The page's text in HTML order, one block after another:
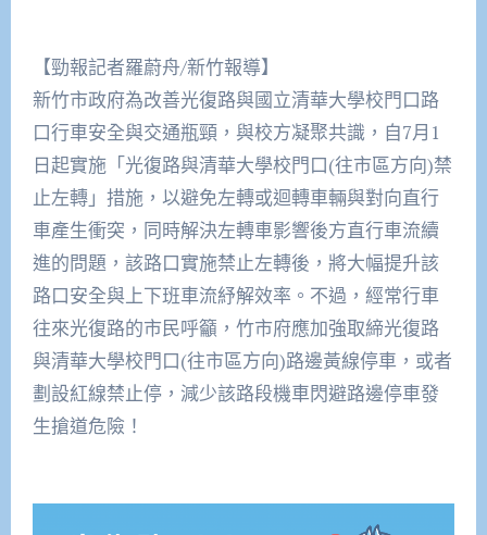
【勁報記者羅蔚舟/新竹報導】
新竹市政府為改善光復路與國立清華大學校門口路
口行車安全與交通瓶頸，與校方凝聚共識，自7月1
日起實施「光復路與清華大學校門口(往市區方向)禁
止左轉」措施，以避免左轉或迴轉車輛與對向直行
車產生衝突，同時解決左轉車影響後方直行車流續
進的問題，該路口實施禁止左轉後，將大幅提升該
路口安全與上下班車流紓解效率。不過，經常行車
往來光復路的市民呼籲，竹市府應加強取締光復路
與清華大學校門口(往市區方向)路邊黃線停車，或者
劃設紅線禁止停，減少該路段機車閃避路邊停車發
生搶道危險！